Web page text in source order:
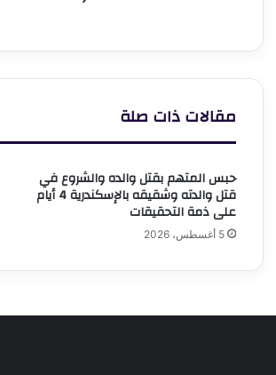
مقالات ذات صلة
حبس المتهم بقتل والده والشروع في
قتل والدته وشقيقه بالإسكندرية 4 أيام
على ذمة التحقيقات
5 أغسطس، 2026